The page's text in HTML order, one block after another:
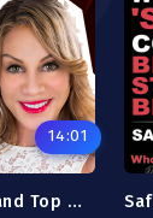
14:01
Lisa Goldenthal: Why AI Stalls and Top Talent Goes Quiet (And How To Fix Both)